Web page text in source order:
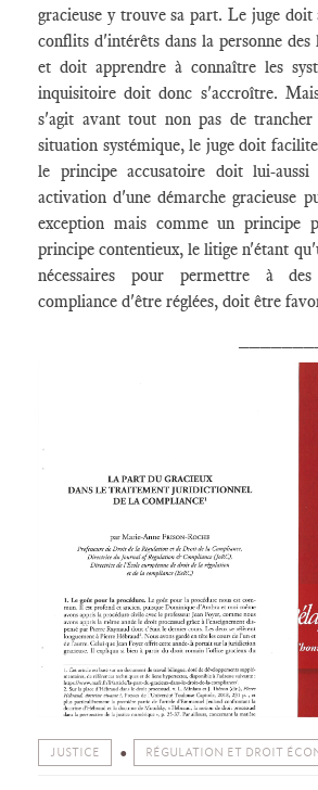
gracieuse y trouve sa part. Le juge
conflits d'intérêts dans la personne
et doit apprendre à connaître les
inquisitoire doit donc s'accroître.
s'agit avant tout non pas de
situation systémique, le juge doit
le principe accusatoire doit lui-
activation d'une démarche gracieuse
exception mais comme un principe
principe contentieux, le litige n'étant
nécessaires pour permettre à
compliance d'être réglées, doit être
JUSTICE RÉGULATION ET DROIT